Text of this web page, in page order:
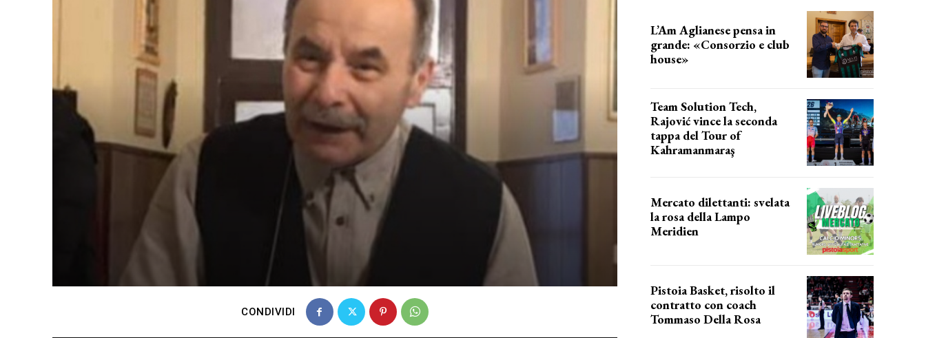
CONDIVIDI
L’Am Aglianese pensa in
grande: «Consorzio e club
house»
Team Solution Tech,
Rajović vince la seconda
tappa del Tour of
Kahramanmaraş
Mercato dilettanti: svelata
la rosa della Lampo
Meridien
Pistoia Basket, risolto il
contratto con coach
Tommaso Della Rosa